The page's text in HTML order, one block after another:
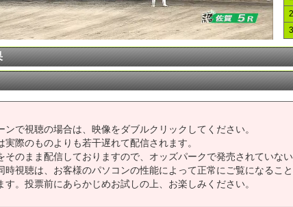
ンで視聴の場合は、映像をダブルクリックしてください。
実際のものよりも若干遅れて配信されます。
そのまま配信しておりますので、オッズパークで発売されていな
時視聴は、お客様のパソコンの性能によって正常にご覧になる
す。投票前にあらかじめお試しの上、お楽しみください。